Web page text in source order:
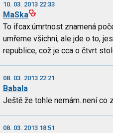
10. 03. 2013 22:33
MaSka
To ifcax:úmrtnost znamená
umřeme všichni, ale jde o to,
republice, což je cca o čtvrt
08. 03. 2013 22:21
Babala
Ještě že tohle nemám..není co
08. 03. 2013 18:51